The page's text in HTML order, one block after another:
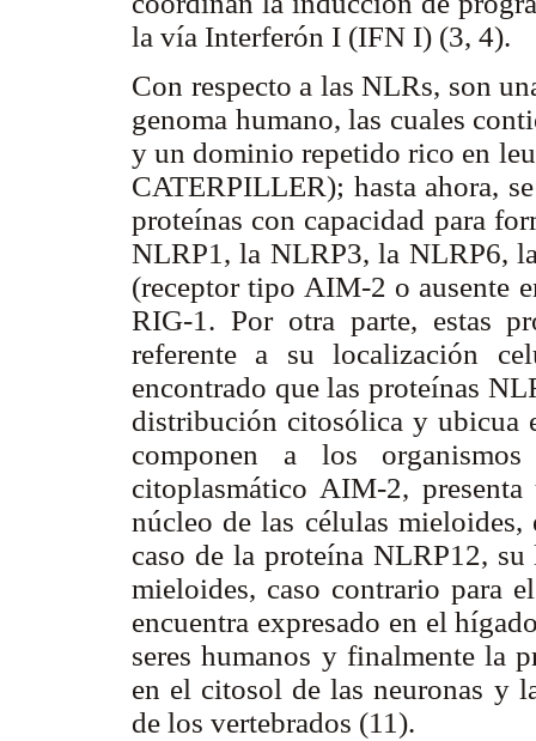
la vía Interferón I (IFN I) (3, 4).
Con respecto a las NLRs, son
genoma humano, las cuales
y un dominio repetido rico en
CATERPILLER); hasta ahora,
proteínas con capacidad para
NLRP1, la NLRP3, la NLRP6,
(receptor tipo AIM-2 o ausente
RIG-1. Por otra parte, estas
referente a su localización
encontrado que las proteínas
distribución citosólica y ubicua
componen a los
citoplasmático AIM-2,
núcleo de las células mieloides,
caso de la proteína NLRP12,
mieloides, caso contrario para
encuentra expresado en el
seres humanos y finalmente la
en el citosol de las neuronas y
de los vertebrados (11).